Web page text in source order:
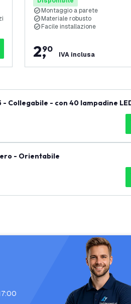
Montaggio a parete
Materiale robusto
Facile installazione
2,
90
IVA inclusa
Collegabile - con 40 lampadine
- Orientabile